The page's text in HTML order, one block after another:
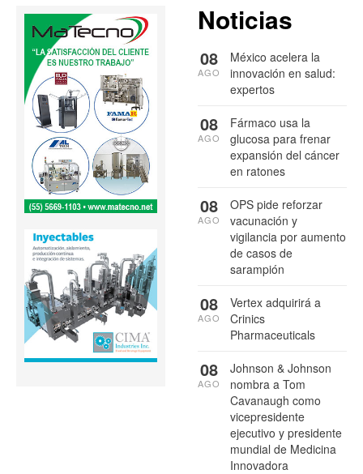
Noticias
México acelera la
innovación en salud:
expertos
08
AGO
Fármaco usa la
glucosa para frenar
expansión del cáncer
en ratones
08
AGO
OPS pide reforzar
vacunación y
vigilancia por aumento
de casos de
sarampión
08
AGO
Vertex adquirirá a
Crinics
Pharmaceuticals
08
AGO
Johnson & Johnson
nombra a Tom
Cavanaugh como
vicepresidente
ejecutivo y presidente
mundial de Medicina
Innovadora
08
AGO